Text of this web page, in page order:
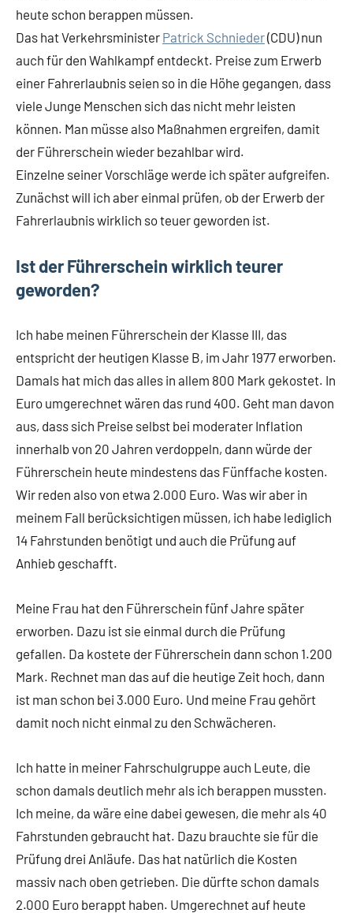
heute schon berappen müssen.
Das hat Verkehrsminister Patrick Schnieder(CDU) nun
auch für den Wahlkampf entdeckt. Preise zum Erwerb
einer Fahrerlaubnis seien so in die Höhe gegangen, dass
viele Junge Menschen sich das nicht mehr leisten
können. Man müsse also Maßnahmen ergreifen, damit
der Führerschein wieder bezahlbar wird.
Einzelne seiner Vorschläge werde ich später aufgreifen.
Zunächst will ich aber einmal prüfen, ob der Erwerb der
Fahrerlaubnis wirklich so teuer geworden ist.
Ist der Führerschein wirklich teurer
geworden?
Ich habe meinen Führerschein der Klasse III, das
entspricht der heutigen Klasse B, im Jahr 1977 erworben.
Damals hat mich das alles in allem 800 Mark gekostet. In
Euro umgerechnet wären das rund 400. Geht man davon
aus, dass sich Preise selbst bei moderater Inflation
innerhalb von 20 Jahren verdoppeln, dann würde der
Führerschein heute mindestens das Fünffache kosten.
Wir reden also von etwa 2.000 Euro. Was wir aber in
meinem Fall berücksichtigen müssen, ich habe lediglich
14 Fahrstunden benötigt und auch die Prüfung auf
Anhieb geschafft.
Meine Frau hat den Führerschein fünf Jahre später
erworben. Dazu ist sie einmal durch die Prüfung
gefallen. Da kostete der Führerschein dann schon 1.200
Mark. Rechnet man das auf die heutige Zeit hoch, dann
ist man schon bei 3.000 Euro. Und meine Frau gehört
damit noch nicht einmal zu den Schwächeren.
Ich hatte in meiner Fahrschulgruppe auch Leute, die
schon damals deutlich mehr als ich berappen mussten.
Ich meine, da wäre eine dabei gewesen, die mehr als 40
Fahrstunden gebraucht hat. Dazu brauchte sie für die
Prüfung drei Anläufe. Das hat natürlich die Kosten
massiv nach oben getrieben. Die dürfte schon damals
2.000 Euro berappt haben. Umgerechnet auf heute